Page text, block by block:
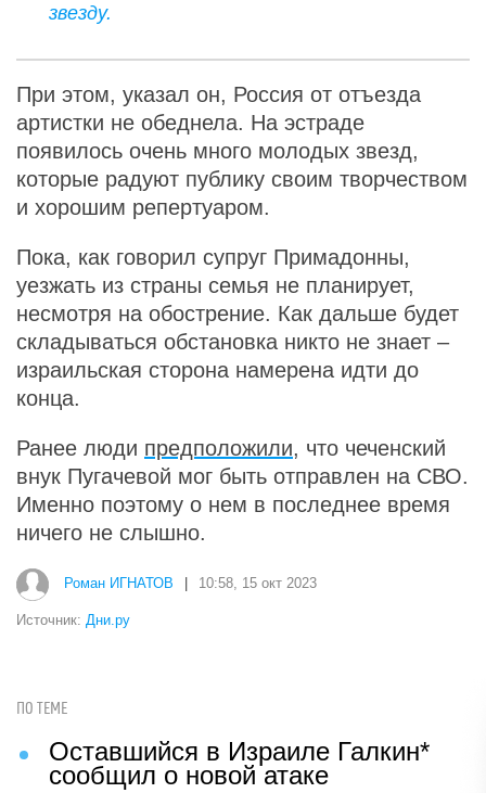
звезду.
При этом, указал он, Россия от отъезда
артистки не обеднела. На эстраде
появилось очень много молодых звезд,
которые радуют публику своим творчеством
и хорошим репертуаром.
Пока, как говорил супруг Примадонны,
уезжать из страны семья не планирует,
несмотря на обострение. Как дальше будет
складываться обстановка никто не знает –
израильская сторона намерена идти до
конца.
Ранее люди предположили, что чеченский
внук Пугачевой мог быть отправлен на СВО.
Именно поэтому о нем в последнее время
ничего не слышно.
Роман ИГНАТОВ 10:58, 15 окт 2023
Источник: Дни.ру
ПО ТЕМЕ
Оставшийся в Израиле Галкин*
сообщил о новой атаке